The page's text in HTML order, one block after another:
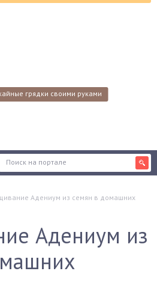
грядки своими руками
Адениум из семян в домашних
Адениум из